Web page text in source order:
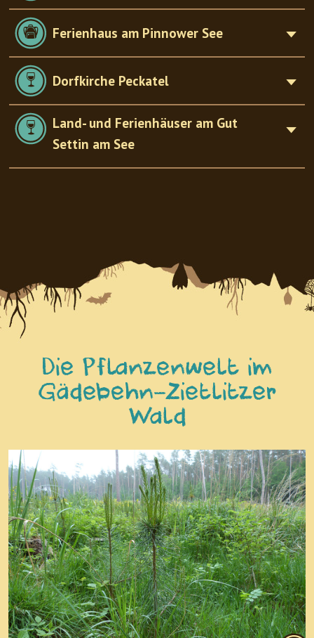
Ferienhaus am Pinnower See
Dorfkirche Peckatel
Land- und Ferienhäuser am Gut
Settin am See
Die Pflanzenwelt im
Gädebehn-Zietlitzer
Wald